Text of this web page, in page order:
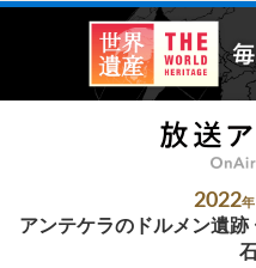
2022年
アンテケラのドルメン遺